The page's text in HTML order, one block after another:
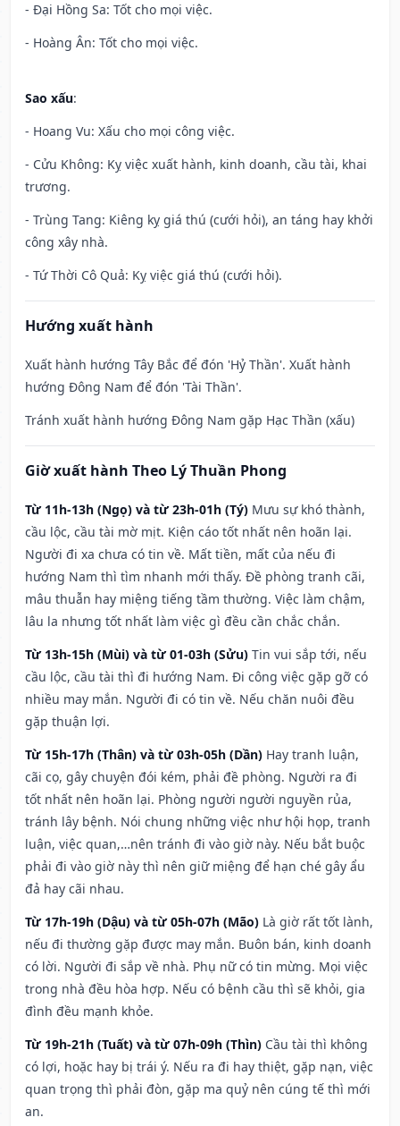
- Đại Hồng Sa: Tốt cho mọi việc.
- Hoàng Ân: Tốt cho mọi việc.
Sao xấu:
- Hoang Vu: Xấu cho mọi công việc.
- Cửu Không: Kỵ việc xuất hành, kinh doanh, cầu tài, khai
trương.
- Trùng Tang: Kiêng kỵ giá thú (cưới hỏi), an táng hay khởi
công xây nhà.
- Tứ Thời Cô Quả: Kỵ việc giá thú (cưới hỏi).
Hướng xuất hành
Xuất hành hướng Tây Bắc để đón 'Hỷ Thần'. Xuất hành
hướng Đông Nam để đón 'Tài Thần'.
Tránh xuất hành hướng Đông Nam gặp Hạc Thần (xấu)
Giờ xuất hành Theo Lý Thuần Phong
Từ 11h-13h (Ngọ) và từ 23h-01h (Tý) Mưu sự khó thành,
cầu lộc, cầu tài mờ mịt. Kiện cáo tốt nhất nên hoãn lại.
Người đi xa chưa có tin về. Mất tiền, mất của nếu đi
hướng Nam thì tìm nhanh mới thấy. Đề phòng tranh cãi,
mâu thuẫn hay miệng tiếng tầm thường. Việc làm chậm,
lâu la nhưng tốt nhất làm việc gì đều cần chắc chắn.
Từ 13h-15h (Mùi) và từ 01-03h (Sửu) Tin vui sắp tới, nếu
cầu lộc, cầu tài thì đi hướng Nam. Đi công việc gặp gỡ có
nhiều may mắn. Người đi có tin về. Nếu chăn nuôi đều
gặp thuận lợi.
Từ 15h-17h (Thân) và từ 03h-05h (Dần) Hay tranh luận,
cãi cọ, gây chuyện đói kém, phải đề phòng. Người ra đi
tốt nhất nên hoãn lại. Phòng người người nguyền rủa,
tránh lây bệnh. Nói chung những việc như hội họp, tranh
luận, việc quan,…nên tránh đi vào giờ này. Nếu bắt buộc
phải đi vào giờ này thì nên giữ miệng để hạn ché gây ẩu
đả hay cãi nhau.
Từ 17h-19h (Dậu) và từ 05h-07h (Mão) Là giờ rất tốt lành,
nếu đi thường gặp được may mắn. Buôn bán, kinh doanh
có lời. Người đi sắp về nhà. Phụ nữ có tin mừng. Mọi việc
trong nhà đều hòa hợp. Nếu có bệnh cầu thì sẽ khỏi, gia
đình đều mạnh khỏe.
Từ 19h-21h (Tuất) và từ 07h-09h (Thìn) Cầu tài thì không
có lợi, hoặc hay bị trái ý. Nếu ra đi hay thiệt, gặp nạn, việc
quan trọng thì phải đòn, gặp ma quỷ nên cúng tế thì mới
an.